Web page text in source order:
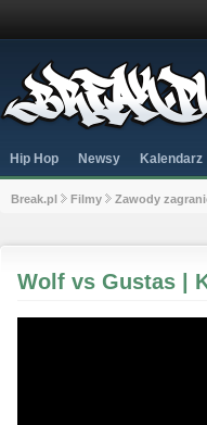
Hip Hop Newsy Kalendarz
Break.pl Filmy Zawody
Wolf vs Gustas |